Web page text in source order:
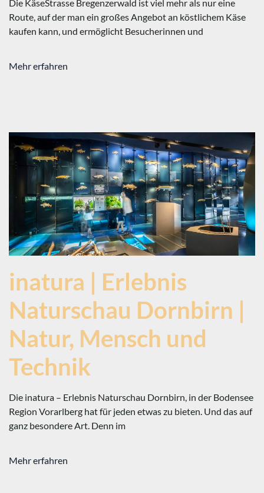
Die KäseStrasse Bregenzerwald ist viel mehr als nur eine
Route, auf der man ein großes Angebot an köstlichem Käse
kaufen kann, und ermöglicht Besucherinnen und
Mehr erfahren
inatura | Erlebnis
Naturschau Dornbirn |
Natur, Mensch und
Technik
Die inatura – Erlebnis Naturschau Dornbirn, in der Bodensee
Region Vorarlberg hat für jeden etwas zu bieten. Und das auf
ganz besondere Art. Denn im
Mehr erfahren